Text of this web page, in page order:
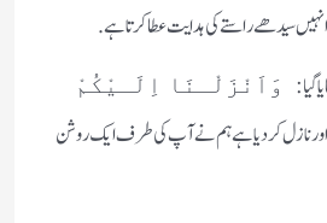
سیدھے راستے کی ہدایت عطا کرتا ہے.
وَاَنْزَلْـنَا اِلَـیْکُمْ
نازل کر دیا ہے ہم نے آپ کی طرف ایک روشن